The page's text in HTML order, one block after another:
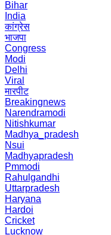
Bihar
India
कांग्रेस
भाजपा
Congress
Modi
Delhi
Viral
मारपीट
Breakingnews
Narendramodi
Nitishkumar
Madhya_pradesh
Nsui
Madhyapradesh
Pmmodi
Rahulgandhi
Uttarpradesh
Haryana
Hardoi
Cricket
Lucknow